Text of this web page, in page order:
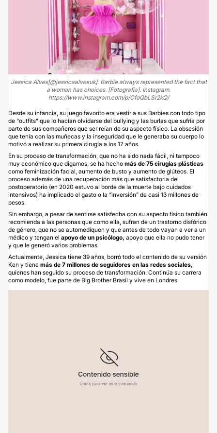
Jessica Alves[@jessicaalvesuk]. Barbie always represented the fact that
a woman has choices. [Fotografia]. Instagram.
https://www.instagram.com/p/CfoQbLSr2kQ/
Desde su infancia, su juego favorito era vestir a sus Barbies con todo tipo
de “outfits” que lo hacían olvidarse del bullying y las burlas que sufría por
parte de sus compañeros que ser reían de su aspecto físico. La obsesión
que tenía con las muñecas y la inseguridad que le generaba su cuerpo lo
motivó a realizar su primera cirugía a los 17 años.
En su proceso de transformación, que no ha sido nada fácil, ni tampoco
muy económico que digamos, se ha hecho más de 75 cirugías plásticas
como feminización facial, aumento de busto y aumento de glúteos. El
proceso además de una recuperación más que satisfactoria del
postoperatorio (en 2020 estuvo al borde de la muerte bajo cuidados
intensivos) ha implicado el gasto o la “inversión” de casi 13 millones de
pesos.
Sin embargo, a pesar de sentirse satisfecha con su aspecto físico también
recomienda a las personas que como ella, sufran de un trastorno disfórico
de género, que no se automediquen y que antes de todo vayan a ver a un
médico y tengan el apoyo de un psicólogo, apoyo que ella no pudo tener
y que le generó varios problemas.
Actualmente, Jessica tiene 39 años, borró todo el contenido de su versión
Ken y tiene más de 7 millones de seguidores en las redes sociales,
quienes han seguido su proceso de transformación. Continúa su carrera
como modelo, fue parte de Big Brother Brasil y vive en Londres.